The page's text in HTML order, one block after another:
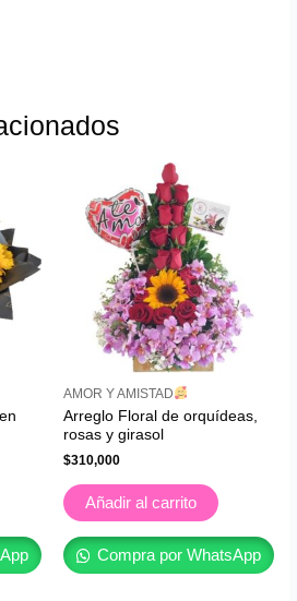
AMOR Y AMISTAD
Arreglo Floral de orquídeas,
rosas y girasol
$310,000
Añadir al carrito
Compra por WhatsApp